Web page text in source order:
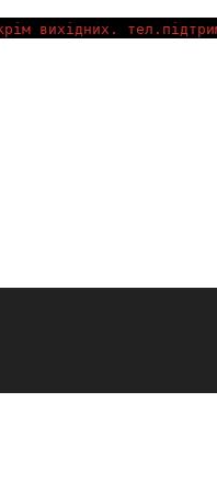
вихідних.